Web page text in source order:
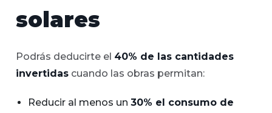
solares
Podrás deducirte el 40% de las cantidades
invertidascuando las obras permitan:
Reducir al menos un 30% el consumo de